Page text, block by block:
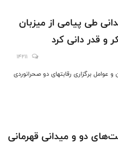
طی پیامی از میزبان
و قدر دانی کرد
14211
عوامل برگزاری رقابتهای دو صحرانوردی
دو و میدانی قهرمانی